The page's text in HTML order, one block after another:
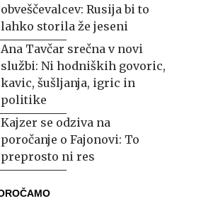
obveščevalcev: Rusija bi to
lahko storila že jeseni
Ana Tavčar srečna v novi
službi: Ni hodniških govoric,
kavic, šušljanja, igric in
politike
Kajzer se odziva na
poročanje o Fajonovi: To
preprosto ni res